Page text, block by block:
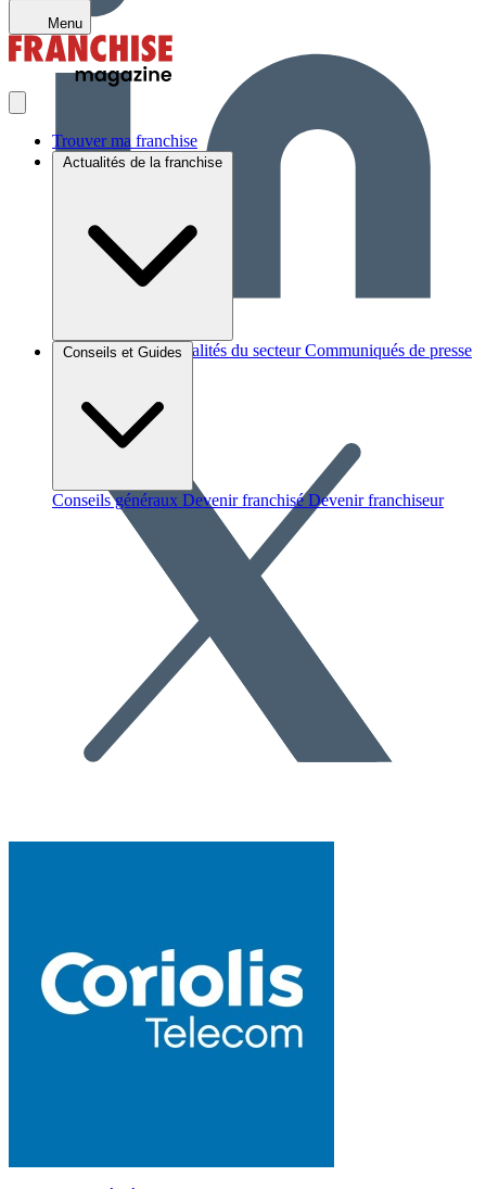
Menu
Trouver ma franchise
Actualités de la franchise
Brèves et actus Actualités du secteur Communiqués de presse
Conseils et Guides
Conseils généraux Devenir franchisé Devenir franchiseur